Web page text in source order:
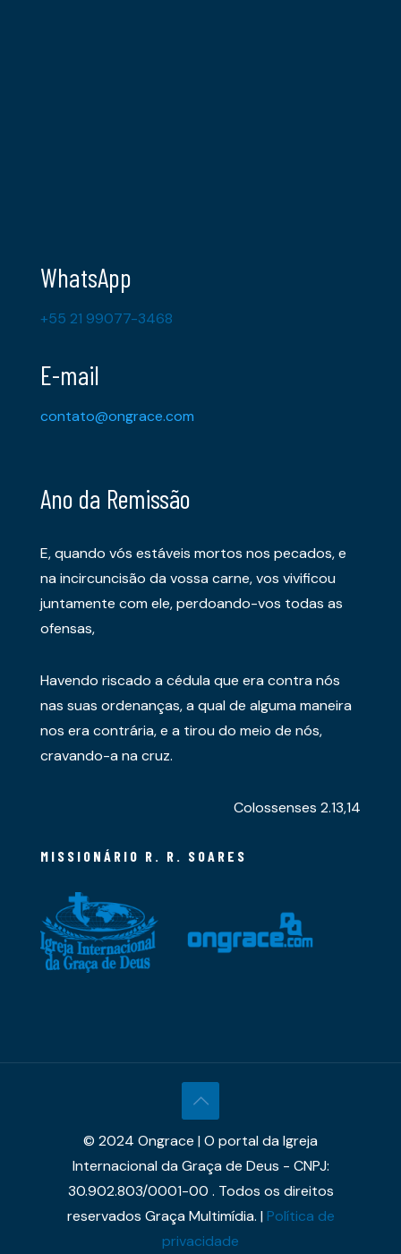
WhatsApp
+55 21 99077-3468
E-mail
contato@ongrace.com
Ano da Remissão
E, quando vós estáveis mortos nos pecados, e
na incircuncisão da vossa carne, vos vivificou
juntamente com ele, perdoando-vos todas as
ofensas,
Havendo riscado a cédula que era contra nós
nas suas ordenanças, a qual de alguma maneira
nos era contrária, e a tirou do meio de nós,
cravando-a na cruz.
Colossenses 2.13,14
MISSIONÁRIO R. R. SOARES
© 2024 Ongrace | O portal da Igreja
Internacional da Graça de Deus - CNPJ:
30.902.803/0001-00 . Todos os direitos
reservados Graça Multimídia. |Política de
privacidade